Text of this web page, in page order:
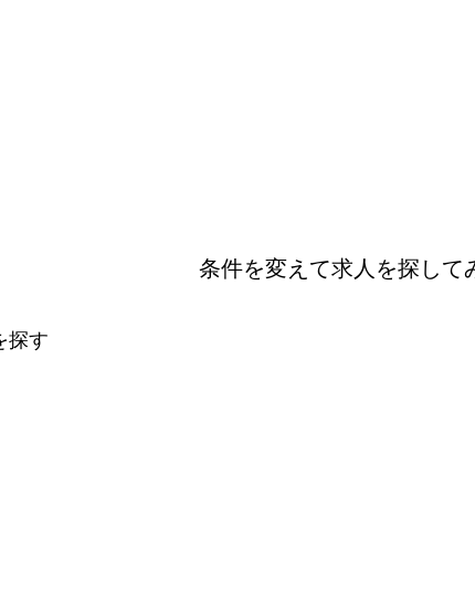
条件を変えて求人を探して
探す